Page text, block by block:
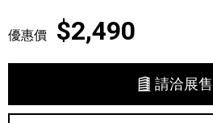
優惠價 $2,490
請洽展